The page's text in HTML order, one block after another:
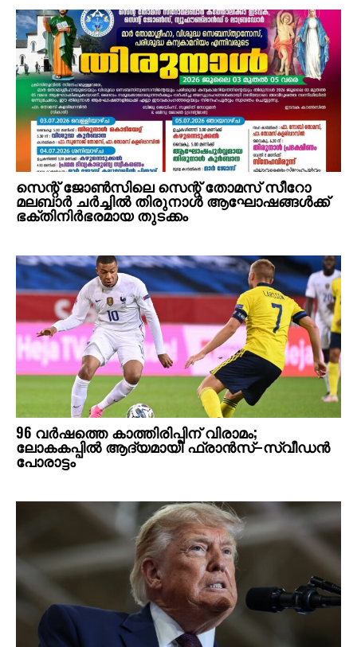
സെന്റ് ജോൺസിലെ സെന്റ് തോമസ് സീറോ
മലബാർ ചർച്ചിൽ തിരുനാൾ ആഘോഷങ്ങൾക്ക്
ഭക്തിനിർഭരമായ തുടക്കം
96 വർഷത്തെ കാത്തിരിപ്പിന് വിരാമം;
ലോകകപ്പിൽ ആദ്യമായി ഫ്രാൻസ്–സ്വീഡൻ
പോരാട്ടം